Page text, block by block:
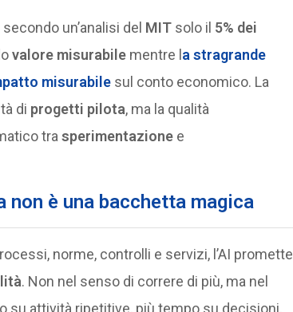
un’analisi del MITsolo il 5% dei
valore misurabilementre la stragrande
misurabile sul conto economico. La
di progetti pilota, ma la qualità
tra sperimentazionee
non è una bacchetta magica
norme, controlli e servizi, l’AI promette
. Non nel senso di correre di più, ma nel
su attività ripetitive, più tempo su decisioni,